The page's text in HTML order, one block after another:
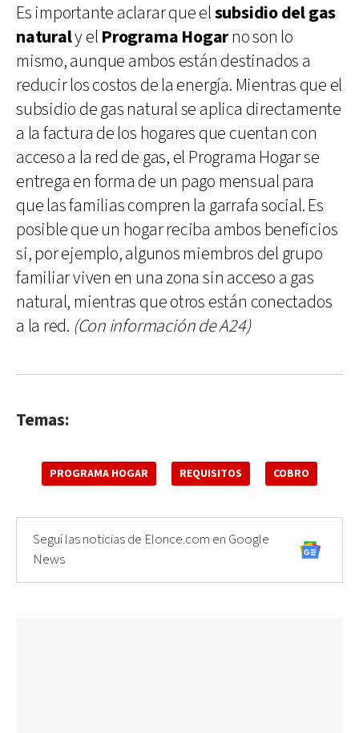
Es importante aclarar que elsubsidio del gas
naturaly el Programa Hogarno son lo
mismo, aunque ambos están destinados a
reducir los costos de la energía. Mientras que el
subsidio de gas natural se aplica directamente
a la factura de los hogares que cuentan con
acceso a la red de gas, el Programa Hogar se
entrega en forma de un pago mensual para
que las familias compren la garrafa social. Es
posible que un hogar reciba ambos beneficios
si, por ejemplo, algunos miembros del grupo
familiar viven en una zona sin acceso a gas
natural, mientras que otros están conectados
a la red. (Con información de A24)
Temas:
PROGRAMA HOGAR REQUISITOS COBRO
Seguí las noticias de Elonce.com en Google
News